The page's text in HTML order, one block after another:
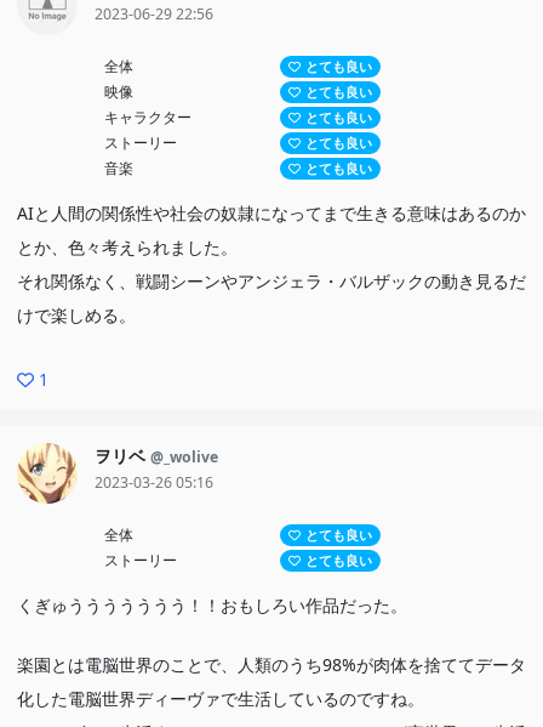
2023-06-29 22:56
全体 とても良い
映像 とても良い
キャラクター とても良い
ストーリー とても良い
音楽 とても良い
AIと人間の関係性や社会の奴隷になってまで生きる意味はあるのか
とか、色々考えられました。
それ関係なく、戦闘シーンやアンジェラ・バルザックの動き見るだ
けで楽しめる。
1
ヲリベ @_wolive
2023-03-26 05:16
全体 とても良い
ストーリー とても良い
くぎゅううううううう！！おもしろい作品だった。
楽園とは電脳世界のことで、人類のうち98%が肉体を捨ててデータ
化した電脳世界ディーヴァで生活しているのですね。